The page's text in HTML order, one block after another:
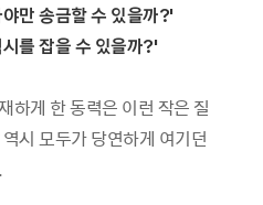
만 송금할 수 있을까?'
를 잡을 수 있을까?'
하게 한 동력은 이런 작은 질
시 모두가 당연하게 여기던